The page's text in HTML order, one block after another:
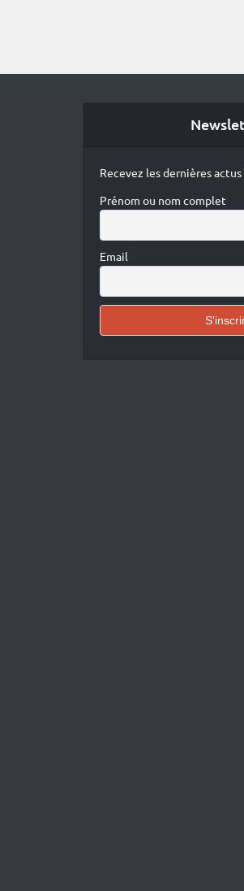
Recevez les dernières
Prénom ou nom complet
Email